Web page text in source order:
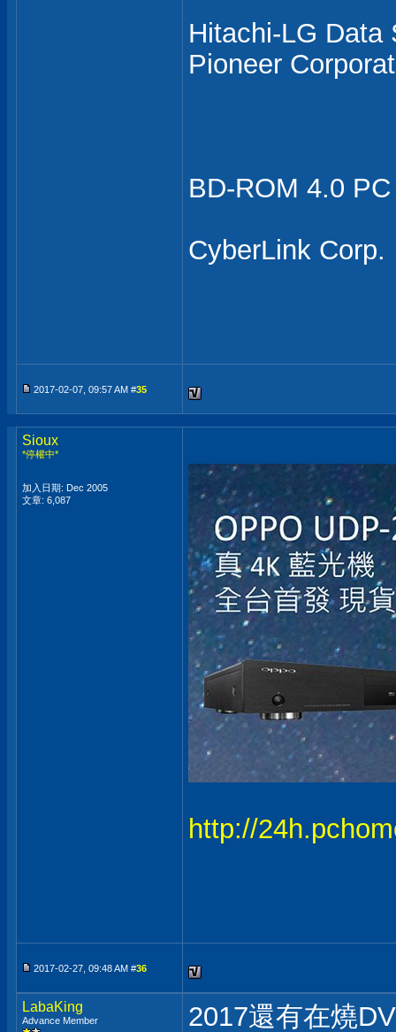
Hitachi-LG Data
Pioneer
BD-ROM 4.0
CyberLink Corp.
2017-02-07, 09:57 AM #35
Sioux
*停權中*
加入日期: Dec 2005
文章: 6,087
http://
2017-02-27, 09:48 AM #36
LabaKing
Advance Member 2017還有在燒